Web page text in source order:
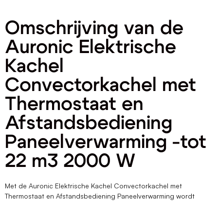
Omschrijving van de
Auronic Elektrische
Kachel
Convectorkachel met
Thermostaat en
Afstandsbediening
Paneelverwarming -tot
22 m3 2000 W
Met de Auronic Elektrische Kachel Convectorkachel met
Thermostaat en Afstandsbediening Paneelverwarming wordt